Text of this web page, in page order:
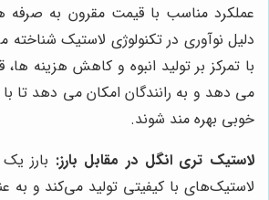
عملکرد مناسب با قیمت مقرون به صرفه
دلیل نوآوری در تکنولوژی لاستیک شناخته
با تمرکز بر تولید انبوه و کاهش هزینه
می دهد و به رانندگان امکان می دهد تا با
خوبی بهره مند شوند.
لاستیک تری انگل در مقابل بارز: بارز
لاستیک‌های با کیفیتی تولید می‌کند و به